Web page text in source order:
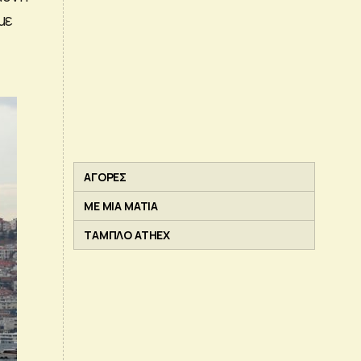
ΑΓΟΡΕΣ
ΜΕ ΜΙΑ ΜΑΤΙΑ
ΤΑΜΠΛΟ ATHEX